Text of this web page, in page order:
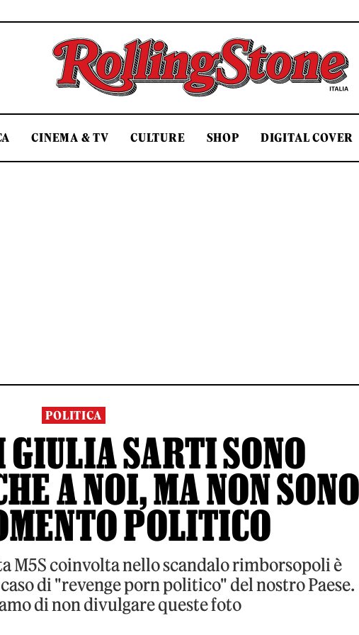
Rolling Stone Italia
CINEMA & TV CULTURE SHOP DIGITAL COVER
POLITICA
GIULIA SARTI SONO
A NOI, MA NON
POLITICO
M5S coinvolta nello scandalo rimborsopoli è
di "revenge porn politico" del nostro Paese.
di non divulgare queste foto